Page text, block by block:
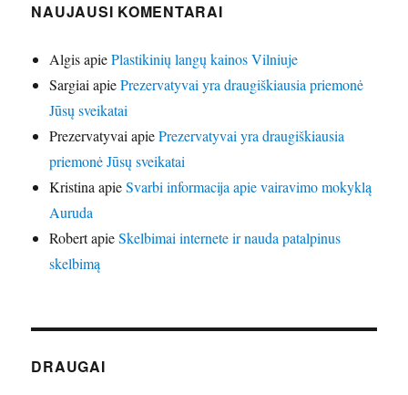
NAUJAUSI KOMENTARAI
AlgisapiePlastikinių langų kainos Vilniuje
Sargiai apiePrezervatyvai yra draugiškiausia priemonė
Jūsų sveikatai
Prezervatyvai apiePrezervatyvai yra draugiškiausia
priemonė Jūsų sveikatai
Kristina apieSvarbi informacija apie vairavimo mokyklą
Auruda
RobertapieSkelbimai internete ir nauda patalpinus
skelbimą
DRAUGAI